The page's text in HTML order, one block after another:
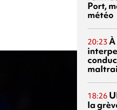
Port,
météo
20:23 À
18:26
la